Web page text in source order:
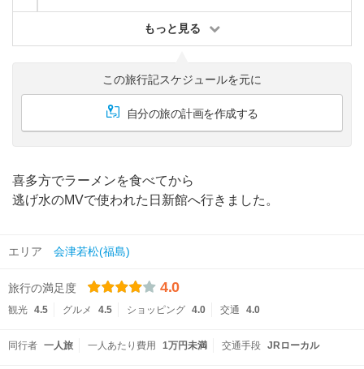
もっと見る
この旅行記スケジュールを元に
自分の旅の計画を作成する
喜多方でラーメンを食べてから
逃げ水のMVで使われた日新館へ行きました。
エリア 会津若松(福島)
旅行の満足度 4.0
観光 4.5 グルメ 4.5 ショッピング 4.0 交通 4.0
同行者 一人旅 一人あたり費用 1万円未満 交通手段 JRローカル